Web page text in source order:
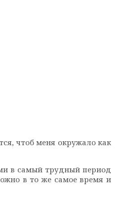
чтоб меня окружало как
в самый трудный период
в то же самое время и